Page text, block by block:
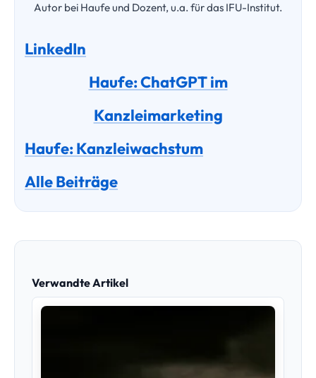
Autor bei Haufe und Dozent, u.a. für das IFU-Institut.
LinkedIn
Haufe: ChatGPT im
Kanzleimarketing
Haufe: Kanzleiwachstum
Alle Beiträge
Verwandte Artikel